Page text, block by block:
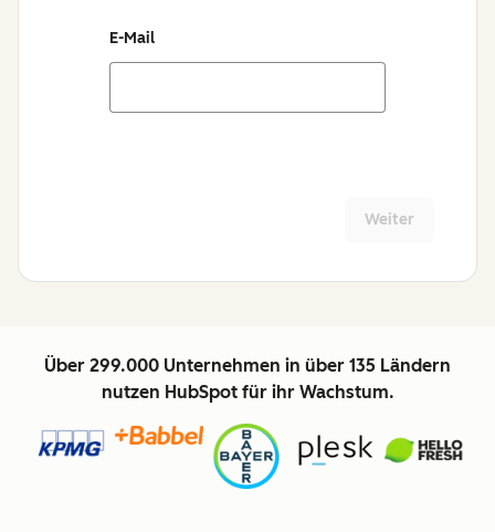
E-Mail
Weiter
Über 299.000 Unternehmen in über 135 Ländern
nutzen HubSpot für ihr Wachstum.